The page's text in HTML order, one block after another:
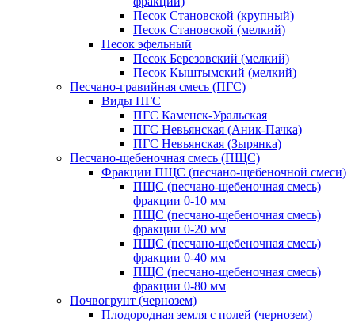
Песок Становской (крупный)
Песок Становской (мелкий)
Песок эфельный
Песок Березовский (мелкий)
Песок Кыштымский (мелкий)
Песчано-гравийная смесь (ПГС)
Виды ПГС
ПГС Каменск-Уральская
ПГС Невьянская (Аник-Пачка)
ПГС Невьянская (Зырянка)
Песчано-щебеночная смесь (ПЩС)
Фракции ПЩС (песчано-щебеночной смеси)
ПЩС (песчано-щебеночная смесь)
фракции 0-10 мм
ПЩС (песчано-щебеночная смесь)
фракции 0-20 мм
ПЩС (песчано-щебеночная смесь)
фракции 0-40 мм
ПЩС (песчано-щебеночная смесь)
фракции 0-80 мм
Почвогрунт (чернозем)
Плодородная земля с полей (чернозем)